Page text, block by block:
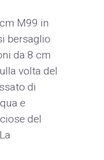
M99 in
bersaglio
da 8 cm
volta del
di
e
del